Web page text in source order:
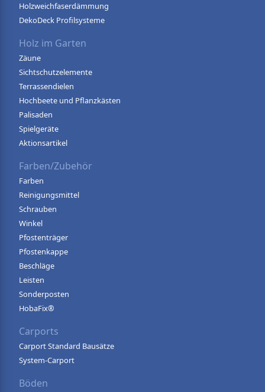
Holzweichfaserdämmung
DekoDeck Profilsysteme
Holz im Garten
Zäune
Sichtschutzelemente
Terrassendielen
Hochbeete und Pflanzkästen
Palisaden
Spielgeräte
Aktionsartikel
Farben/Zubehör
Farben
Reinigungsmittel
Schrauben
Winkel
Pfostenträger
Pfostenkappe
Beschläge
Leisten
Sonderposten
HobaFix®
Carports
Carport Standard Bausätze
System-Carport
Böden